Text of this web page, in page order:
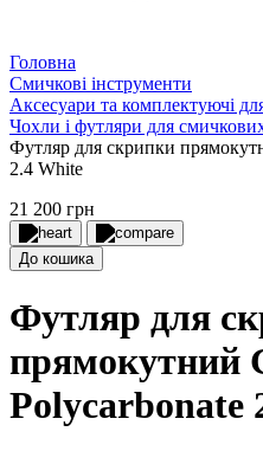
Головна
Смичкові інструменти
Аксесуари та комплектуючі
Чохли і футляри для
Футляр для скрипки
2.4 White
21 200 грн
До кошика
Футляр для
прямокутний
Polycarbonate